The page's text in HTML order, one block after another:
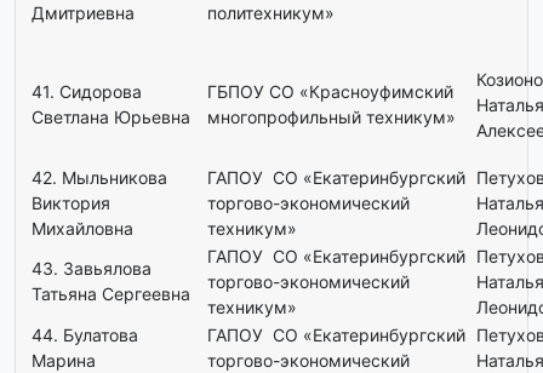
Дмитриевна
политехникум»
41. Сидорова
Светлана Юрьевна
ГБПОУ СО «Красноуфимский
многопрофильный техникум»
Наталья
42. Мыльникова
Виктория
Михайловна
ГАПОУ СО «Екатеринбургский
торгово-экономический
техникум»
Наталья
43. Завьялова
Татьяна Сергеевна
ГАПОУ СО «Екатеринбургский
торгово-экономический
техникум»
Наталья
44. Булатова
Марина
ГАПОУ СО «Екатеринбургский
торгово-экономический
Наталья